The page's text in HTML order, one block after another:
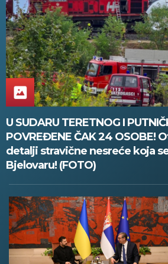
U SUDARU TERETNOG I
POVREĐENE ČAK 24 OSOBE!
detalji stravične nesreće koja
Bjelovaru! (FOTO)